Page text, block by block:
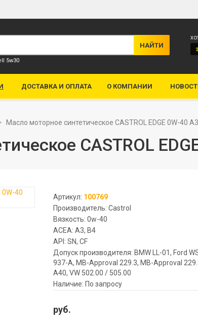
5w30
ДОСТАВКА И ОПЛАТА О КОМПАНИИ
Масло моторное синтетическое CASTROL EDGE 0W-40
CASTROL
Артикул: 100769
Производитель: Castrol
Вязкость: 0w-40
ACEA: A3, B4
API: SN, CF
Допуск производителя: BMW LL-01, Ford
937-A, MB-Approval 229.3, MB-Approval
A40, VW 502.00 / 505.00
Наличие: По запросу
руб.